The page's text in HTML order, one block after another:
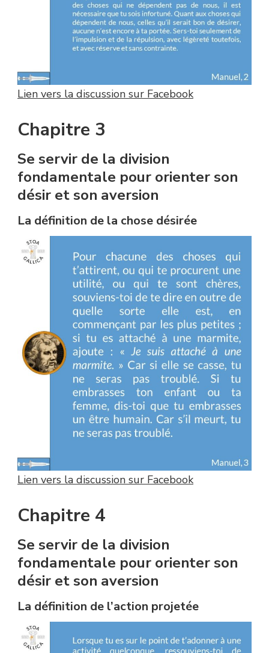
Lien vers la discussion sur Facebook
Chapitre 3
Se servir de la division
fondamentale pour orienter son
désir et son aversion
La définition de la chose désirée
Lien vers la discussion sur Facebook
Chapitre 4
Se servir de la division
fondamentale pour orienter son
désir et son aversion
La définition de l’action projetée